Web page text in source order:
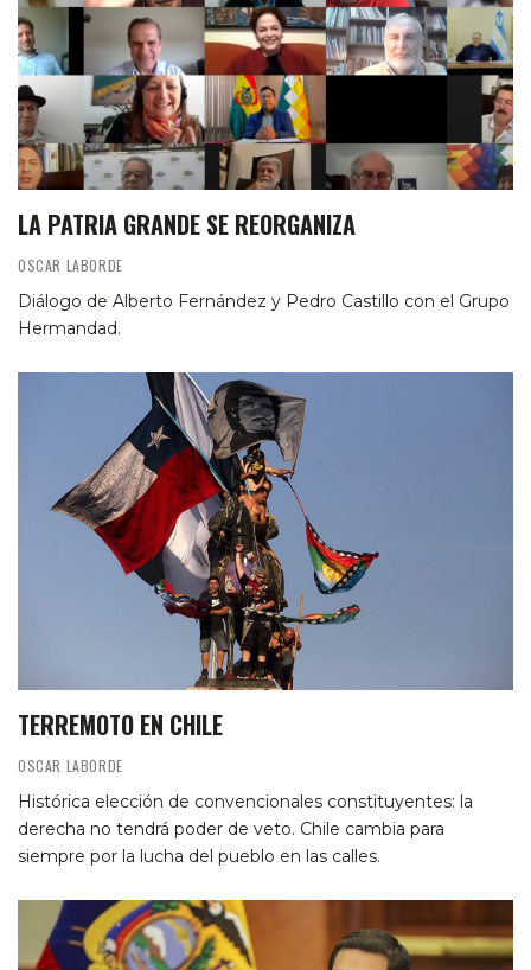
LA PATRIA GRANDE SE REORGANIZA
OSCAR LABORDE
Diálogo de Alberto Fernández y Pedro Castillo con el Grupo
Hermandad.
TERREMOTO EN CHILE
OSCAR LABORDE
Histórica elección de convencionales constituyentes: la
derecha no tendrá poder de veto. Chile cambia para
siempre por la lucha del pueblo en las calles.